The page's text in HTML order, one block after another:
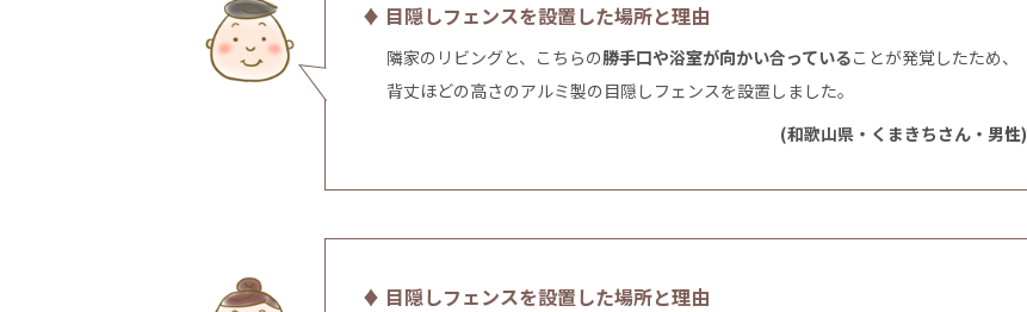
♦ 目隠しフェンスを設置した場所と理由
隣家のリビングと、こちらの勝手口や浴室が向かい合っていることが発覚したため、
背丈ほどの高さのアルミ製の目隠しフェンスを設置しました。
(和歌山県・くまきちさん・男性)
♦ 目隠しフェンスを設置した場所と理由